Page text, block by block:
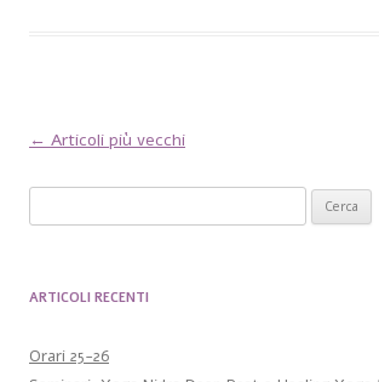
Navigazione articolo
← Articoli più vecchi
ARTICOLI RECENTI
Orari 25-26